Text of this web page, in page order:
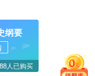
纲要
人已购买